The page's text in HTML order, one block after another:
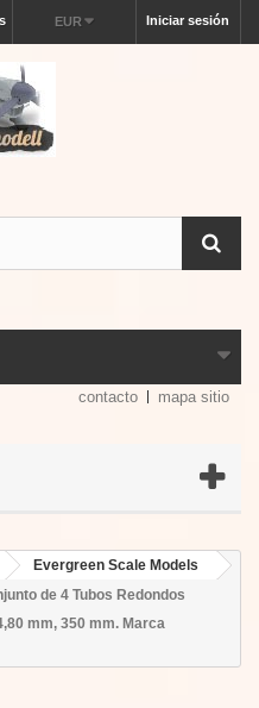
Iniciar sesión
EUR
contacto mapa sitio
Evergreen Scale Models
de 4 Tubos Redondos
mm, 350 mm. Marca